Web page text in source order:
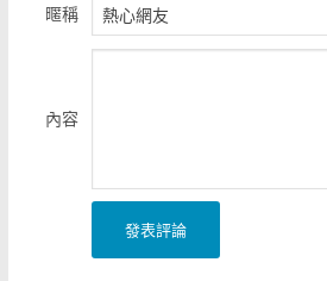
暱稱
內容
發表評論